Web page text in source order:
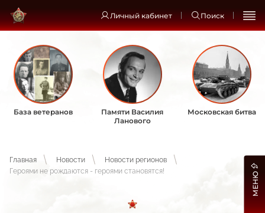
Личный кабинет Поиск
База ветеранов
Памяти Василия
Ланового
Московская битва
Главная Новости
Новости регионов
Героями не рождаются - героями становятся!
МЕНЮ